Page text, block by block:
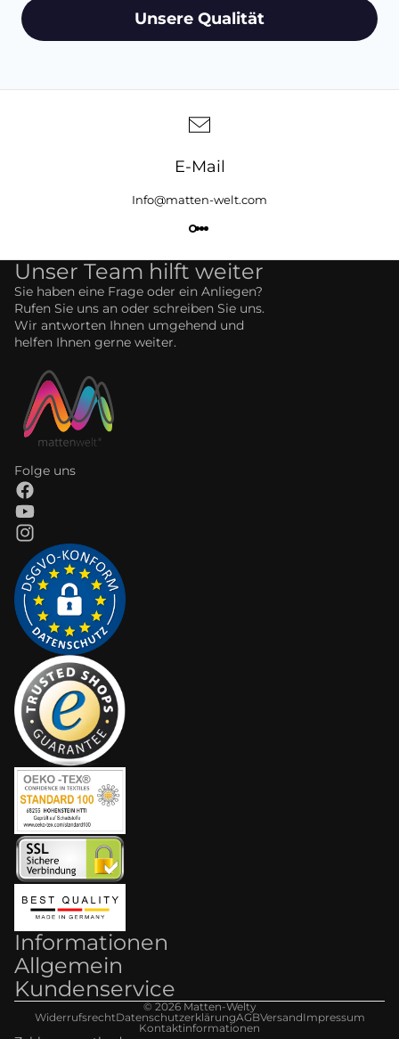
Unsere Qualität
E-Mail
Info@matten-welt.com
Unser Team hilft weiter
Sie haben eine Frage oder ein Anliegen?
Rufen Sie uns an oder schreiben Sie uns.
Wir antworten Ihnen umgehend und
helfen Ihnen gerne weiter.
Folge uns
Informationen
Allgemein
Kundenservice
© 2026 Matten-Welty
WiderrufsrechtDatenschutzerklärungAGBVersandImpressum
Kontaktinformationen